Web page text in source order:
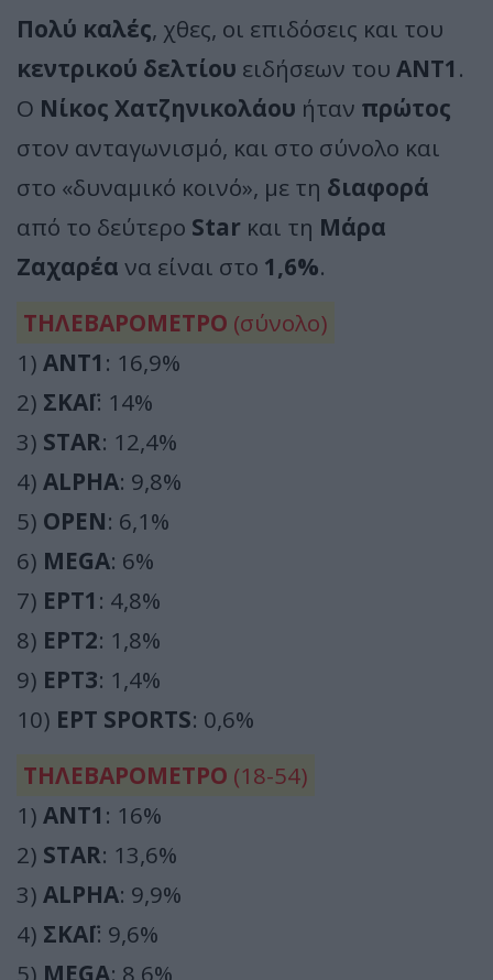
Πολύ καλές, χθες, οι επιδόσεις και του
κεντρικού δελτίου ειδήσεων του ΑΝΤ1 .
Ο Νίκος Χατζηνικολάου ήταν πρώτος
στον ανταγωνισμό, και στο σύνολο και
στο «δυναμικό κοινό», με τη διαφορά
από το δεύτερο Star και τη Μάρα
Ζαχαρέα να είναι στο 1,6%.
ΤΗΛΕΒΑΡΟΜΕΤΡΟ (σύνολο)
1) ΑΝΤ1 : 16,9%
2) ΣΚΑΪ: 14%
3) STAR: 12,4%
4) ALPHA: 9,8%
5) OPEN: 6,1%
6) MEGA: 6%
7) ΕΡΤ1 : 4,8%
8) ΕΡΤ2: 1,8%
9) ΕΡΤ3: 1,4%
10) ΕΡΤ SPORTS: 0,6%
ΤΗΛΕΒΑΡΟΜΕΤΡΟ (18-54)
1) ΑΝΤ1 : 16%
2) STAR: 13,6%
3) ALPHA: 9,9%
4) ΣΚΑΪ: 9,6%
5) MEGA: 8,6%